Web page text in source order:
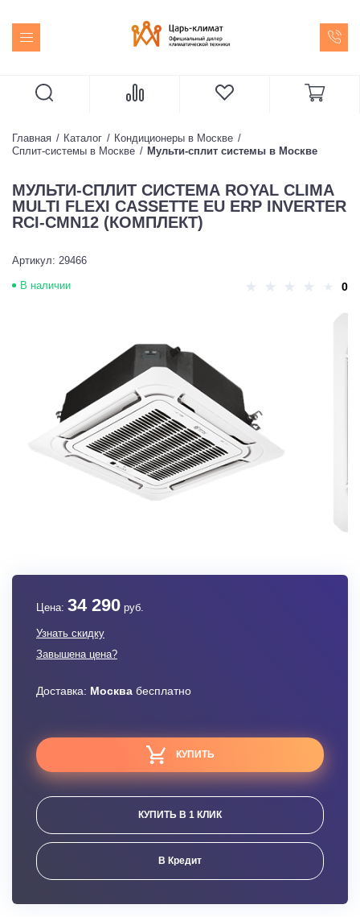
Главная Каталог
Кондиционеры в Москве
Сплит-системы в Москве
Мульти-сплит системы в Москве
МУЛЬТИ-СПЛИТ СИСТЕМА ROYAL CLIMA
MULTI FLEXI CASSETTE EU ERP INVERTER
RCI-CMN12 (КОМПЛЕКТ)
Артикул: 29466
В наличии 0
Цена: 34 290 руб.
Узнать скидку
Завышена цена?
Доставка: Москва бесплатно
КУПИТЬ
КУПИТЬ В 1 КЛИК
В Кредит